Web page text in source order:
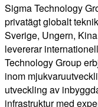
Sigma Technology
privatägt globalt
Sverige, Ungern,
levererar
Technology Group
inom
utveckling av
infrastruktur med